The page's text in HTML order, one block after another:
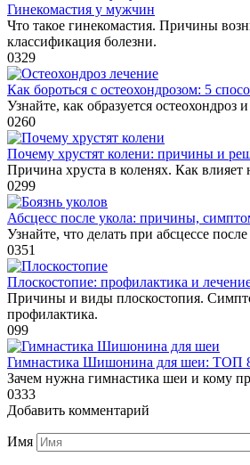
Гинекомастия у мужчин
Что такое гинекомастия. Причины
классификация болезни.
0329
Как бороться с остеохондрозом: 5
Узнайте, как образуется остеохондроз
0260
Почему хрустят колени: причины и
Причина хруста в коленях. Как влияет
0299
Абсцесс после укола: причины,
Узнайте, что делать при абсцессе после
0351
Плоскостопие: профилактика и
Причины и виды плоскостопия.
профилактика.
099
Гимнастика Шишонина для шеи: ТОП
Зачем нужна гимнастика шеи и кому
0333
Добавить комментарий
Имя